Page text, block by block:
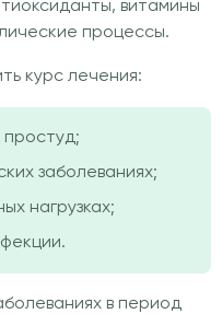
витамины
процессы.
курс лечения:
простуд;
заболеваниях;
нагрузках;
в период